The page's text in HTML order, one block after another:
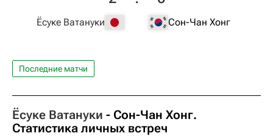
Ёсуке Ватануки Сон-Чан Хонг
Последние матчи
Ёсуке Ватануки - Сон-Чан Хонг.
Статистика личных встреч